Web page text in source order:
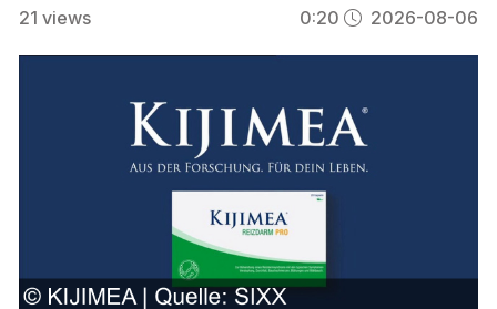
21 views 0:20 2026-08-06